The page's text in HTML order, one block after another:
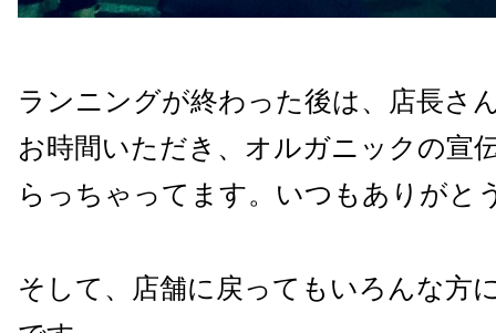
ランニングが終わった後は、店長さ
お時間いただき、オルガニックの宣
らっちゃってます。いつもありがと
そして、店舗に戻ってもいろんな方